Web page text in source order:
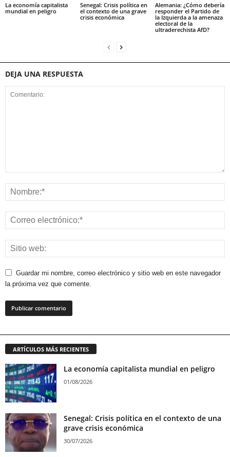
La economía capitalista
mundial en peligro
Senegal: Crisis política en
el contexto de una grave
crisis económica
Alemania: ¿Cómo debería
responder el Partido de
la Izquierda a la amenaza
electoral de la
ultraderechista AfD?
DEJA UNA RESPUESTA
Guardar mi nombre, correo electrónico y sitio web en este navegador
la próxima vez que comente.
ARTÍCULOS MÁS RECIENTES
La economía capitalista mundial en peligro
01/08/2026
Senegal: Crisis política en el contexto de una
grave crisis económica
30/07/2026